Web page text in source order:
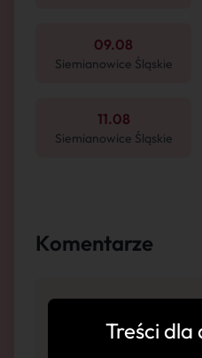
09.08
Siemianowice Śląskie
11.08
Siemianowice Śląskie
Komentarze
"BardzoTreści dla